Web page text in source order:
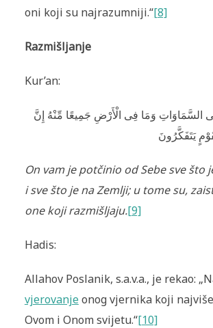
oni koji su najrazumniji.“[8]
Razmišljanje
Kur’an:
السَّمَاوَاتِ وَمَا فِى الْأَرْ‌ضِ جَمِيعًا مِّنْهُ إِنَّ
يَتَفَكَّرُ‌ونَ
On vam je potčinio od Sebe sve što
i sve što je na Zemlji; u tome su,
one koji razmišljaju.[9]
Hadis:
Allahov Poslanik, s.a.v.a., je rekao:
vjerovanjeonog vjernika koji
Ovom i Onom svijetu.“[10]